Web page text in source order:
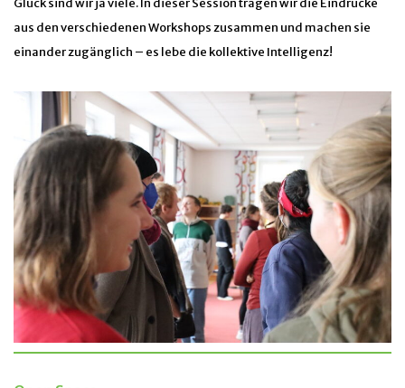
aus den verschiedenen Workshops zusammen und machen sie
einander zugänglich – es lebe die kollektive Intelligenz!